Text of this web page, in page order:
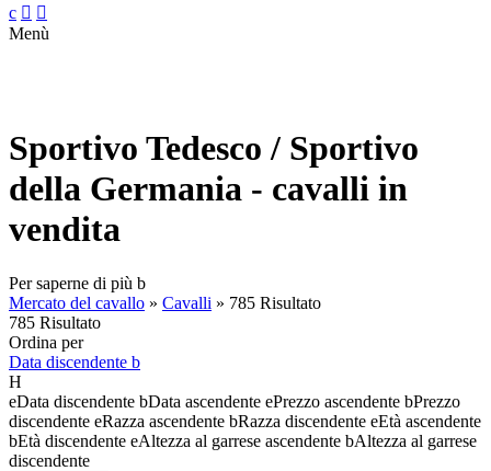
c  
Menù
Sportivo Tedesco / Sportivo
della Germania - cavalli in
vendita
Per saperne di più b
Mercato del cavallo » Cavalli » 785 Risultato
785 Risultato
Ordina per
Data discendente b
H
eData discendente bData ascendente ePrezzo ascendente bPrezzo
discendente eRazza ascendente bRazza discendente eEtà ascendente
bEtà discendente eAltezza al garrese ascendente bAltezza al garrese
discendente